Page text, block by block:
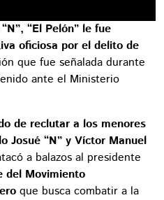
“El Pelón” le fue
oficiosa por el delito de
que fue señalada durante
ante el Ministerio
de reclutar a los menores
Josué “N” y Víctor Manuel
a balazos al presidente
del Movimiento
que busca combatir a la